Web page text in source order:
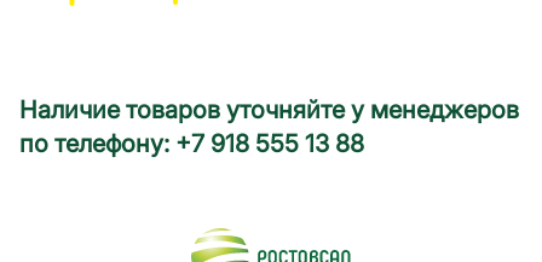
Наличие товаров уточняйте у менеджеров
по телефону: +7 918 555 13 88